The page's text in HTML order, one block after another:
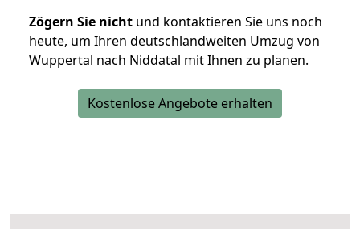
Zögern Sie nicht und kontaktieren Sie uns noch
heute, um Ihren deutschlandweiten Umzug von
Wuppertal nach Niddatal mit Ihnen zu planen.
Kostenlose Angebote erhalten